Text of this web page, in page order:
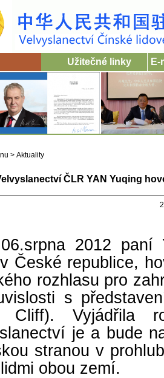
Užitečné linky E-
> Aktuality
ČLR YAN Yuqing
2012 paní
České republice,
rozhlasu pro
s
Cliff). Vyjádřila
je a bude
stranou v
obou zemí.